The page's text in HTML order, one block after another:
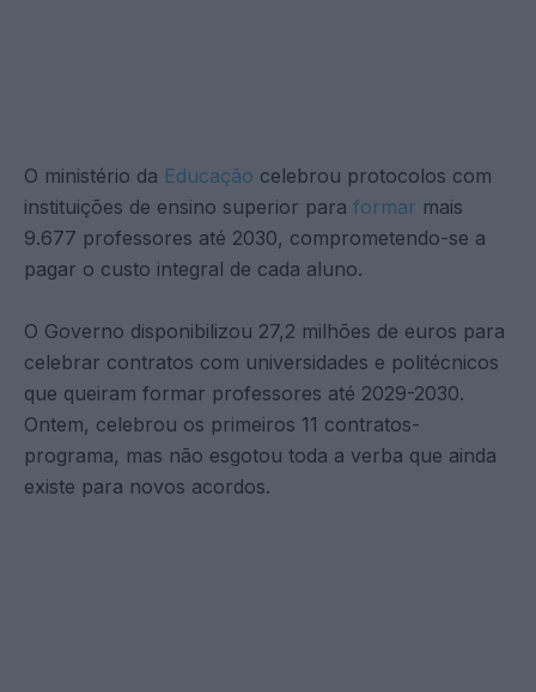
O ministério da Educação celebrou protocolos com
instituições de ensino superior para formar mais
9.677 professores até 2030, comprometendo-se a
pagar o custo integral de cada aluno.
O Governo disponibilizou 27,2 milhões de euros para
celebrar contratos com universidades e politécnicos
que queiram formar professores até 2029-2030.
Ontem, celebrou os primeiros 11 contratos-
programa, mas não esgotou toda a verba que ainda
existe para novos acordos.